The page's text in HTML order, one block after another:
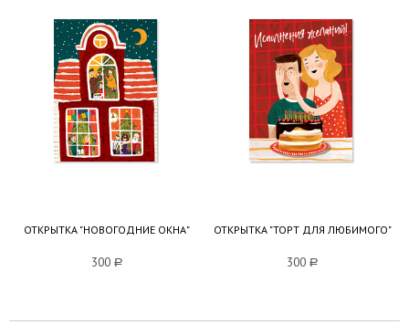
ОТКРЫТКА "НОВОГОДНИЕ ОКНА"
300 a
ОТКРЫТКА "ТОРТ ДЛЯ ЛЮБИМОГО"
300 a